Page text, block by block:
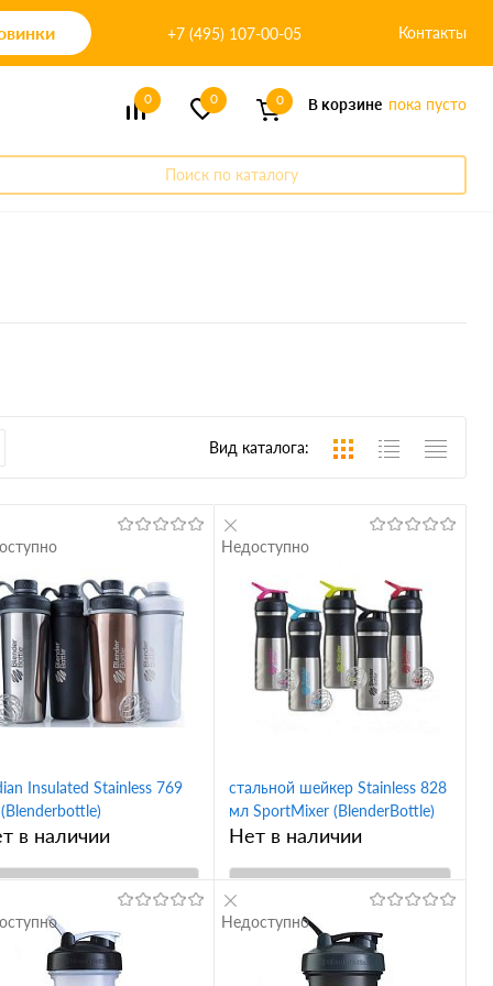
+7 (495) 107-00-05 Контакты
0 0 0 В корзине пока пусто
Поиск по каталогу
Вид каталога:
Insulated Stainless 769
в наличии
В корзину
Купить в 1
Сравнение
стальной шейкер Stainless 828
мл SportMixer (BlenderBottle)
Нет в наличии
В корзину
Купить в 1
Сравнение
Недоступно
Недоступно